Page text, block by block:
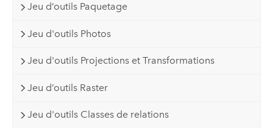
Jeu d’outils Paquetage
Jeu d'outils Photos
Jeu d'outils Projections et Transformations
Jeu d’outils Raster
Jeu d'outils Classes de relations